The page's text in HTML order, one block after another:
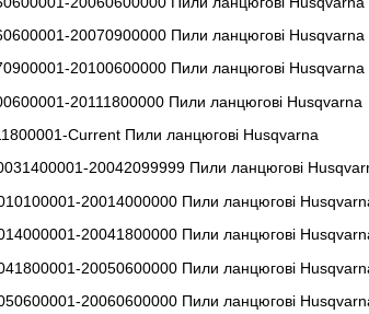
20070900000 Пили ланцюгові Husqvarna
20100600000 Пили ланцюгові Husqvarna
20111800000 Пили ланцюгові Husqvarna
Current Пили ланцюгові Husqvarna
20042099999 Пили ланцюгові
20014000000 Пили ланцюгові
20041800000 Пили ланцюгові
20050600000 Пили ланцюгові
20060600000 Пили ланцюгові